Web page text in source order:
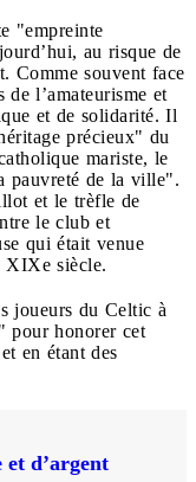
"empreinte
au risque de
Comme souvent face
l’amateurisme et
et de solidarité. Il
précieux" du
mariste, le
pauvreté de la ville".
et le trèfle de
le club et
qui était venue
XIXe siècle.
joueurs du Celtic à
pour honorer cet
en étant des
d’argent